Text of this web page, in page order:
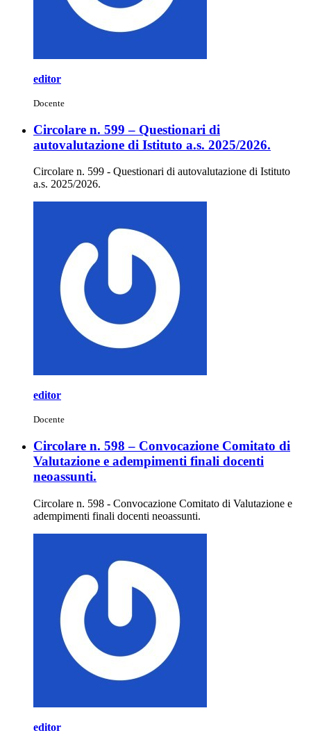
editor
Docente
Circolare n. 599 – Questionari di
autovalutazione di Istituto a.s. 2025/2026.
Circolare n. 599 - Questionari di autovalutazione di Istituto
a.s. 2025/2026.
editor
Docente
Circolare n. 598 – Convocazione Comitato di
Valutazione e adempimenti finali docenti
neoassunti.
Circolare n. 598 - Convocazione Comitato di Valutazione e
adempimenti finali docenti neoassunti.
editor